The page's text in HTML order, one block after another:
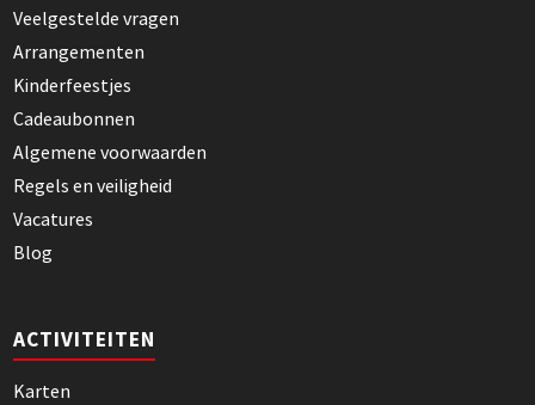
Veelgestelde vragen
Arrangementen
Kinderfeestjes
Cadeaubonnen
Algemene voorwaarden
Regels en veiligheid
Vacatures
Blog
ACTIVITEITEN
Karten